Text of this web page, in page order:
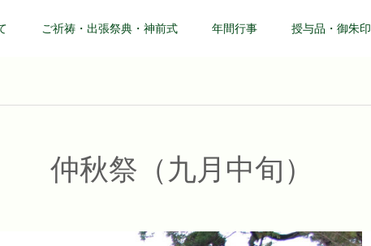
ご祈祷・出張祭典・神前式 年間行事 授与品・御朱印
仲秋祭（九月中旬）